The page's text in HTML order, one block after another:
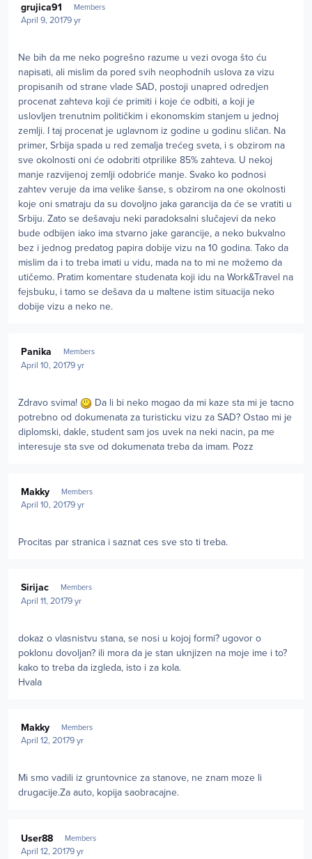
grujica91 Members
April 9, 20179 yr
Ne bih da me neko pogrešno razume u vezi ovoga što ću
napisati, ali mislim da pored svih neophodnih uslova za vizu
propisanih od strane vlade SAD, postoji unapred odredjen
procenat zahteva koji će primiti i koje će odbiti, a koji je
uslovljen trenutnim političkim i ekonomskim stanjem u jednoj
zemlji. I taj procenat je uglavnom iz godine u godinu sličan. Na
primer, Srbija spada u red zemalja trećeg sveta, i s obzirom na
sve okolnosti oni će odobriti otprilike 85% zahteva. U nekoj
manje razvijenoj zemlji odobriće manje. Svako ko podnosi
zahtev veruje da ima velike šanse, s obzirom na one okolnosti
koje oni smatraju da su dovoljno jaka garancija da će se vratiti u
Srbiju. Zato se dešavaju neki paradoksalni slučajevi da neko
bude odbijen iako ima stvarno jake garancije, a neko bukvalno
bez i jednog predatog papira dobije vizu na 10 godina. Tako da
mislim da i to treba imati u vidu, mada na to mi ne možemo da
utičemo. Pratim komentare studenata koji idu na Work&Travel na
fejsbuku, i tamo se dešava da u maltene istim situacija neko
dobije vizu a neko ne.
Panika Members
April 10, 20179 yr
Zdravo svima!
Da li bi neko mogao da mi kaze sta mi je tacno
potrebno od dokumenata za turisticku vizu za SAD? Ostao mi je
diplomski, dakle, student sam jos uvek na neki nacin, pa me
interesuje sta sve od dokumenata treba da imam. Pozz
Makky Members
April 10, 20179 yr
Procitas par stranica i saznat ces sve sto ti treba.
Sirijac Members
April 11, 20179 yr
dokaz o vlasnistvu stana, se nosi u kojoj formi? ugovor o
poklonu dovoljan? ili mora da je stan uknjizen na moje ime i to?
kako to treba da izgleda, isto i za kola.
Hvala
Makky Members
April 12, 20179 yr
Mi smo vadili iz gruntovnice za stanove, ne znam moze li
drugacije.Za auto, kopija saobracajne.
User88 Members
April 12, 20179 yr